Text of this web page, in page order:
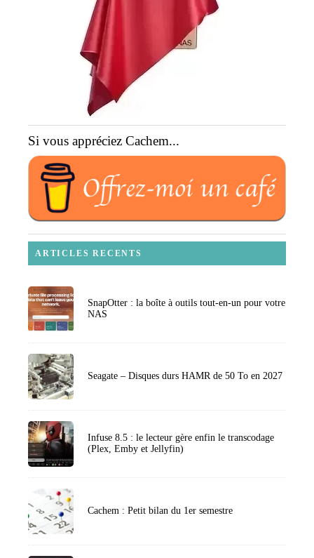
Si vous appréciez Cachem...
ARTICLES RECENTS
SnapOtter : la boîte à outils tout-en-un pour votre
NAS
Seagate – Disques durs HAMR de 50 To en 2027
Infuse 8.5 : le lecteur gère enfin le transcodage
(Plex, Emby et Jellyfin)
Cachem : Petit bilan du 1er semestre